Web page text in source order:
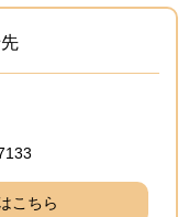
こちら